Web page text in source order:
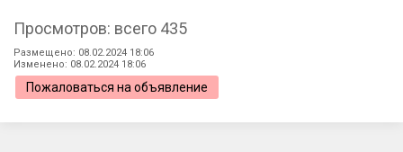
Просмотров: всего 435
Размещено: 08.02.2024 18:06
Изменено: 08.02.2024 18:06
Пожаловаться на объявление